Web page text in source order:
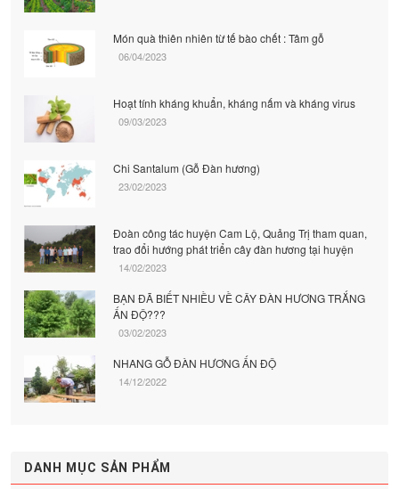
Món quà thiên nhiên từ tế bào chết : Tâm gỗ
06/04/2023
Hoạt tính kháng khuẩn, kháng nấm và kháng virus
09/03/2023
Chi Santalum (Gỗ Đàn hương)
23/02/2023
Đoàn công tác huyện Cam Lộ, Quảng Trị tham quan,
trao đổi hướng phát triển cây đàn hương tại huyện
14/02/2023
BẠN ĐÃ BIẾT NHIỀU VỀ CÂY ĐÀN HƯƠNG TRẮNG
ẤN ĐỘ???
03/02/2023
NHANG GỖ ĐÀN HƯƠNG ẤN ĐỘ
14/12/2022
DANH MỤC SẢN PHẨM